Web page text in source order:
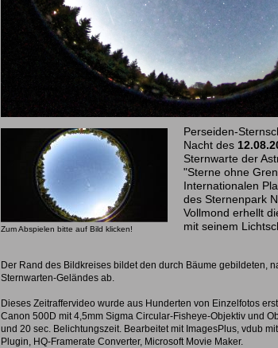
Zum Abspielen bitte auf Bild klicken!
Perseiden-
Nacht des
Sternwarte der
"Sterne ohne
Internationalen
des Sternenpark
Vollmond erhellt
mit seinem
Der Rand des Bildkreises bildet den durch Bäume gebildeten,
Sternwarten-Geländes ab.
Dieses Zeitraffervideo wurde aus Hunderten von Einzelfotos
Canon 500D mit 4,5mm Sigma Circular-Fisheye-Objektiv und
und 20 sec. Belichtungszeit. Bearbeitet mit ImagesPlus, vdub
Plugin, HQ-Framerate Converter, Microsoft Movie Maker.